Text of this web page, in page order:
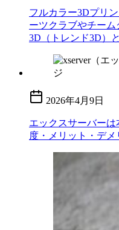
フルカラー3Dプリ
ーツクラブやチーム
3D（トレンド3D）
2026年4月9日
エックスサーバー
度・メリット・デメ